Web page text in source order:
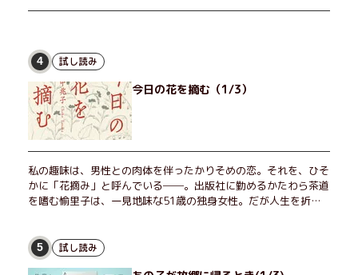
4 試し読み
今日の花を摘む（1/3）
私の趣味は、男性との肉体を伴ったかりそめの恋。それを、ひそ
かに「花摘み」と呼んでいる──。出版社に勤めるかたわら茶道
を嗜む愉里子は、一見地味な51歳の独身女性。だが人生を折り
せる男が現れた。茶の湯の粋人、70歳の万江島だ。だが彼に
は、ある秘密があった……。自分の心と身体を偽らない女たちの
5 試し読み